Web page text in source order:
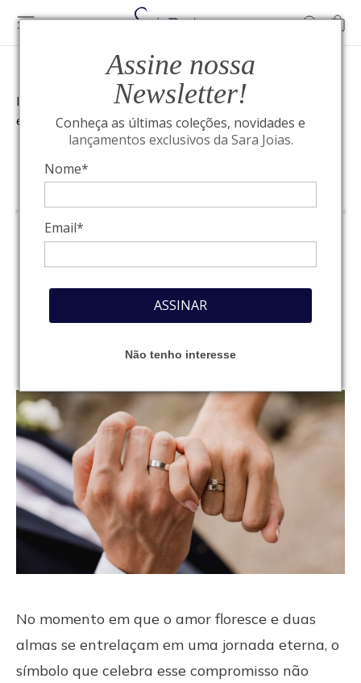
Assine nossa
Newsletter!
Conheça as últimas coleções, novidades e
lançamentos exclusivos da Sara Joias.
Nome*
Email*
ASSINAR
Não tenho interesse
Início
Tipos de aliança de casamento: Conheça e
escolha a sua!
ALTA JOALHERIA
Tipos de aliança de
casamento: Conheça
e escolha a sua!
No momento em que o amor floresce e duas
almas se entrelaçam em uma jornada eterna, o
símbolo que celebra esse compromisso não